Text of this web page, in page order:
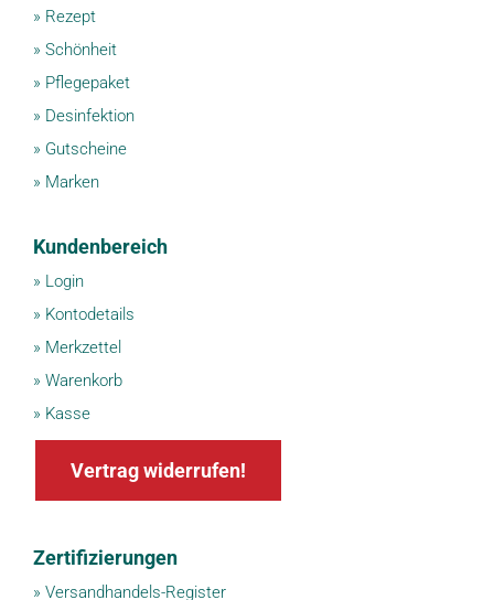
» Rezept
» Schönheit
» Pflegepaket
» Desinfektion
» Gutscheine
» Marken
Kundenbereich
» Login
» Kontodetails
» Merkzettel
» Warenkorb
» Kasse
Vertrag widerrufen!
Zertifizierungen
» Versandhandels-Register